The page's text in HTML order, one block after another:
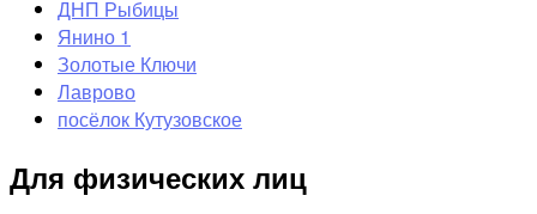
ДНП Рыбицы
Янино 1
Золотые Ключи
Лаврово
посёлок Кутузовское
Для физических лиц